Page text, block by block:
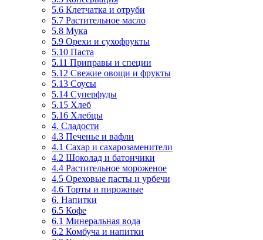
5.6 Клетчатка и отруби
5.7 Растительное масло
5.8 Мука
5.9 Орехи и сухофрукты
5.10 Паста
5.11 Приправы и специи
5.12 Свежие овощи и фрукты
5.13 Соусы
5.14 Суперфуды
5.15 Хлеб
5.16 Хлебцы
4. Сладости
4.3 Печенье и вафли
4.1 Сахар и сахарозаменители
4.2 Шоколад и батончики
4.4 Растительное мороженое
4.5 Ореховые пасты и урбечи
4.6 Торты и пирожные
6. Напитки
6.5 Кофе
6.1 Минеральная вода
6.2 Комбуча и напитки